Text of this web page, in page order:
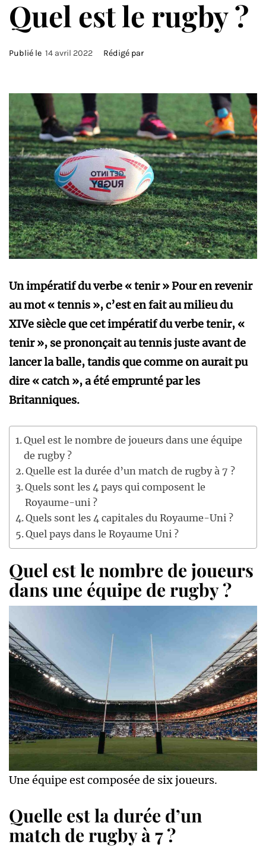
Quel est le rugby ?
Publié le 14 avril 2022 Rédigé par
Un impératif du verbe « tenir » Pour en revenir
au mot « tennis », c’est en fait au milieu du
XIVe siècle que cet impératif du verbe tenir, «
tenir », se prononçait au tennis juste avant de
lancer la balle, tandis que comme on aurait pu
dire « catch », a été emprunté par les
Britanniques.
Quel est le nombre de joueurs dans une équipe
de rugby ?
Quelle est la durée d’un match de rugby à 7 ?
Quels sont les 4 pays qui composent le
Royaume-uni ?
Quels sont les 4 capitales du Royaume-Uni ?
Quel pays dans le Royaume Uni ?
Quel est le nombre de joueurs
dans une équipe de rugby ?
Une équipe est composée de six joueurs.
Quelle est la durée d’un
match de rugby à 7 ?